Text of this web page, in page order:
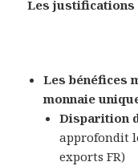
Les justifications
Les bénéfices
monnaie
Disparition
approfondit
exports FR)